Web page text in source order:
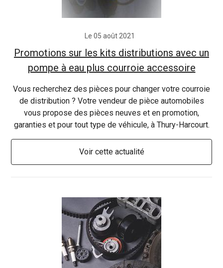
Le 05 août 2021
Promotions sur les kits distributions avec un
pompe à eau plus courroie accessoire
Vous recherchez des pièces pour changer votre courroie
de distribution ? Votre vendeur de pièce automobiles
vous propose des pièces neuves et en promotion,
garanties et pour tout type de véhicule, à Thury-Harcourt.
Voir cette actualité